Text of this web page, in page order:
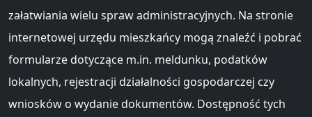
załatwiania wielu spraw administracyjnych. Na stronie
internetowej urzędu mieszkańcy mogą znaleźć i pobrać
formularze dotyczące m.in. meldunku, podatków
lokalnych, rejestracji działalności gospodarczej czy
wniosków o wydanie dokumentów. Dostępność tych